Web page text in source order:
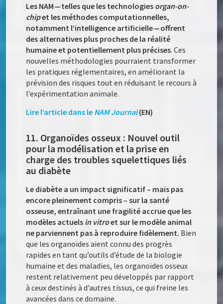
Les NAM — telles que les technologies organ-on-
chipet les méthodes computationnelles,
notamment l’intelligence artificielle — offrent
des alternatives plus proches de la réalité
humaine et potentiellement plus précises. Ces
nouvelles méthodologies pourraient transformer
les pratiques réglementaires, en améliorant la
prévision des risques tout en réduisant le recours à
l’expérimentation animale.
Lire l’article dans le NAM Journal(EN)
11. Organoïdes osseux : Nouvel outil
pour la modélisation et la prise en
charge des troubles squelettiques liés
au diabète
Le diabète a un impact significatif – mais pas
encore pleinement compris – sur la santé
osseuse, entraînant une fragilité accrue que les
modèles actuels in vitroet sur le modèle animal
ne parviennent pas à reproduire fidèlement. Bien
que les organoïdes aient connu des progrès
rapides en tant qu’outils d’étude de la biologie
humaine et des maladies, les organoïdes osseux
restent relativement peu développés par rapport
à ceux destinés à d’autres tissus, ce qui freine les
avancées dans ce domaine.